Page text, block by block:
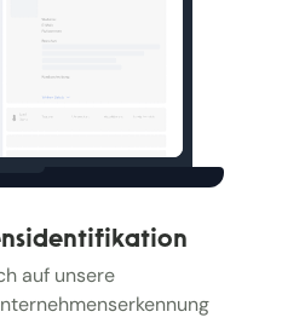
auf unsere